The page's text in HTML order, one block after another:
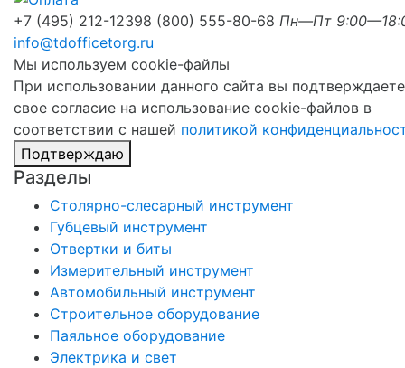
+7 (495) 212-12398 (800) 555-80-68 Пн—Пт
info@tdofficetorg.ru
Мы используем cookie-файлы
При использовании данного сайта вы подтверждаете
свое согласие на использование cookie-файлов в
соответствии с нашей политикой
Подтверждаю
Разделы
Столярно-слесарный инструмент
Губцевый инструмент
Отвертки и биты
Измерительный инструмент
Автомобильный инструмент
Строительное оборудование
Паяльное оборудование
Электрика и свет